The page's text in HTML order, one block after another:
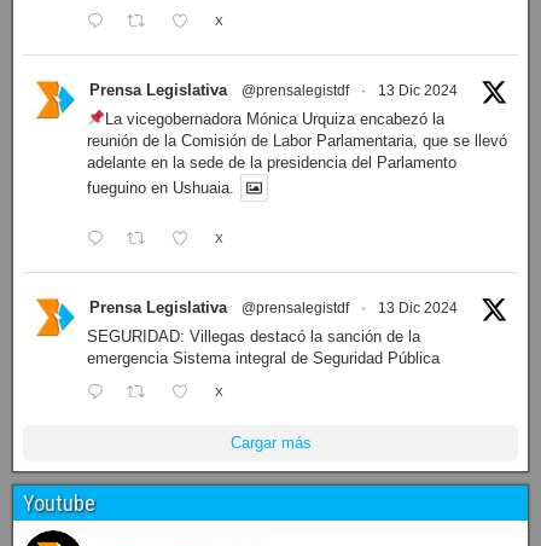
X
Prensa Legislativa @prensalegistdf · 13 Dic 2024
La vicegobernadora Mónica Urquiza encabezó la
reunión de la Comisión de Labor Parlamentaria, que se llevó
adelante en la sede de la presidencia del Parlamento
fueguino en Ushuaia.
X
Prensa Legislativa @prensalegistdf · 13 Dic 2024
SEGURIDAD: Villegas destacó la sanción de la
emergencia Sistema integral de Seguridad Pública
X
Cargar más
Youtube